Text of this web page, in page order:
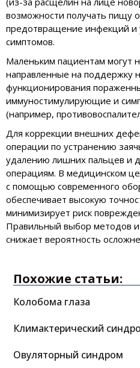
возможности получать пищу
предотвращение инфекций и
симптомов.
Маленьким пациентам могут
направленные на поддержку
функционирования
иммуностимулирующие и
(например,
Для коррекции внешних
операции по устранению
удалению лишних пальцев и
операциям. В медицинском
с помощью современного
обеспечивает высокую
минимизирует риск
Правильный выбор методов
снижает вероятность
Похожие статьи:
Колобома глаза
Климактерический
Овуляторный синдром